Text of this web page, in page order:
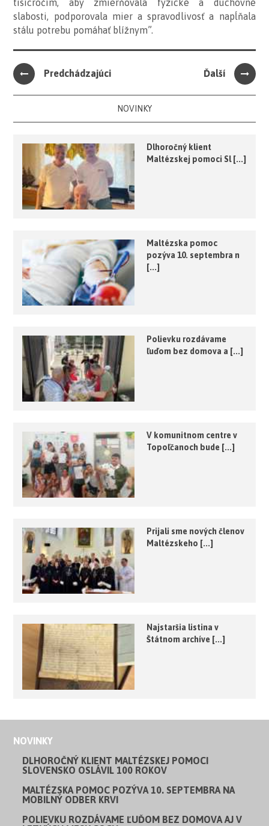
tisícročím, aby zmierňovala fyzické a duchovné
slabosti, podporovala mier a spravodlivosť a napĺňala
stálu potrebu pomáhať blížnym”.
Predchádzajúci Ďalší
NOVINKY
Dlhoročný klient
Maltézskej pomoci Sl [...]
Maltézska pomoc
pozýva 10. septembra n
[...]
Polievku rozdávame
ľuďom bez domova a [...]
V komunitnom centre v
Topoľčanoch bude [...]
Prijali sme nových členov
Maltézskeho [...]
Najstaršia listina v
Štátnom archíve [...]
NOVINKY
DLHOROČNÝ KLIENT MALTÉZSKEJ POMOCI
SLOVENSKO OSLÁVIL 100 ROKOV
MALTÉZSKA POMOC POZÝVA 10. SEPTEMBRA NA
MOBILNÝ ODBER KRVI
POLIEVKU ROZDÁVAME ĽUĎOM BEZ DOMOVA AJ V